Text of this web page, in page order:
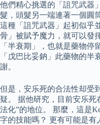
他們精心挑選的「詛咒武器
髮，頭髮另一端連著一個圓
這種「詛咒武器」起初似乎
骨」被賦予魔力，就可以發
「半衰期」，也就是藥物停
「戊巴比妥鈉」此藥物的半
謝。
但是，安乐死的合法性却受
疑。 据他研究，目前安乐死
法化”的地位。 那麼，這是
字的技能嗎？ 更有可能是有